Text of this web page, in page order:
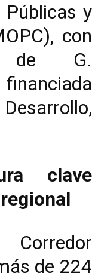
Públicas y
con
de G.
clave
de 224